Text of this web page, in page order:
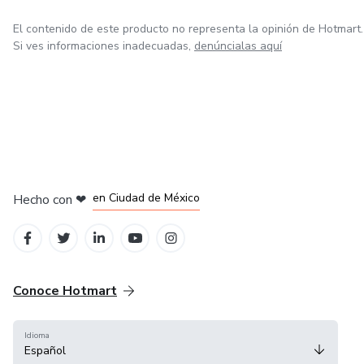
El contenido de este producto no representa la opinión de Hotmart.
Si ves informaciones inadecuadas, denúncialas aquí
Hecho con ❤ en Ciudad de México
Conoce Hotmart
Idioma
Español